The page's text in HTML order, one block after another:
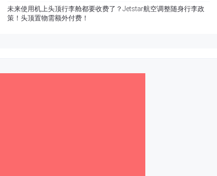
未来使用机上头顶行李舱都要收费了？Jetstar航空调整随身行李政
策！头顶置物需额外付费！